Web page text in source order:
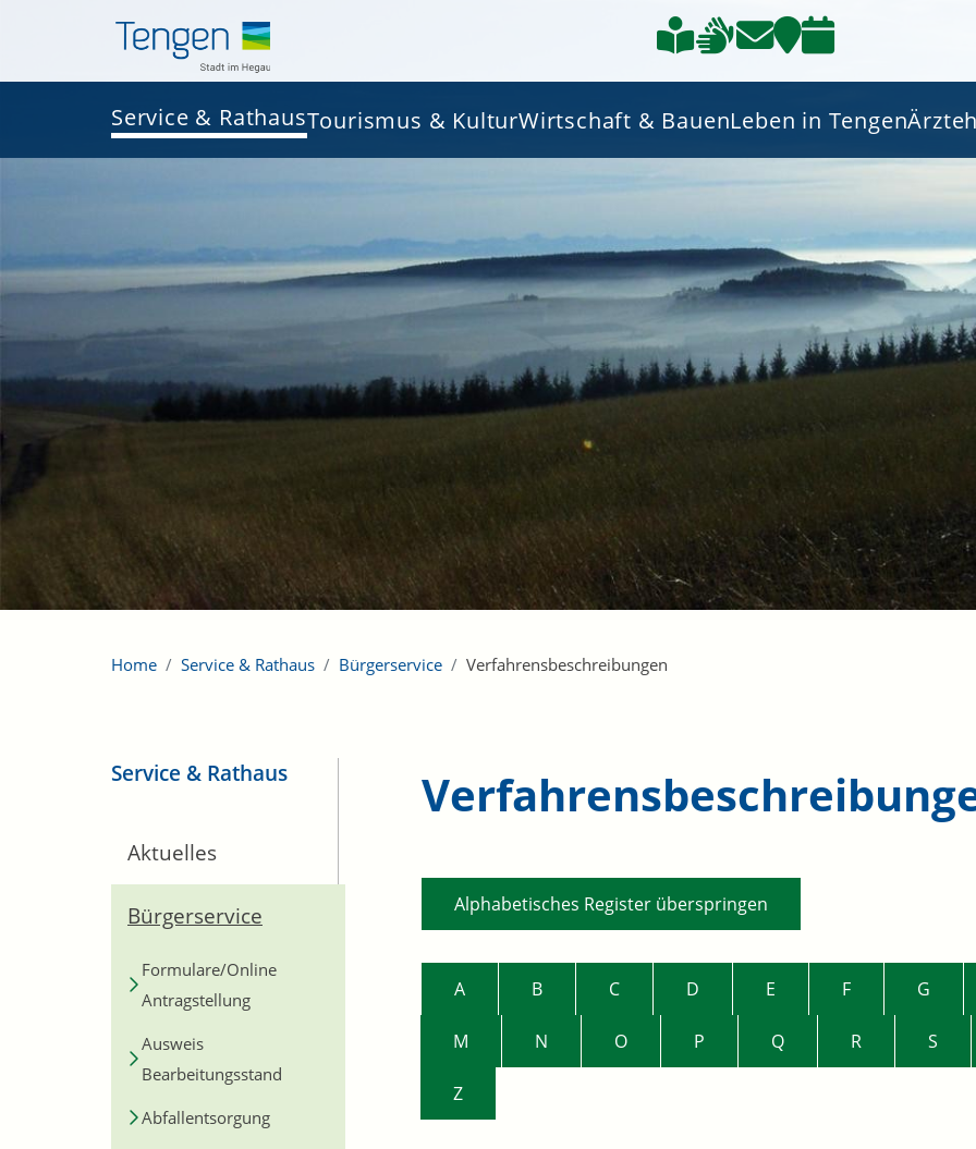
Service & RathausTourismus & KulturWirtschaft & BauenLeben in Tengen
Home Service & Rathaus Bürgerservice Verfahrensbeschreibungen
Service & Rathaus
Aktuelles
Bürgerservice
Formulare/Online
Antragstellung
Ausweis
Bearbeitungsstand
Abfallentsorgung
Alphabetisches Register überspringen
A B C D E F G
M N O P Q R S
Z